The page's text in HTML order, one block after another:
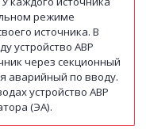
режиме
источника. В
устройство АВР
через секционный
аварийный по вводу.
устройство АВР
(ЭА).